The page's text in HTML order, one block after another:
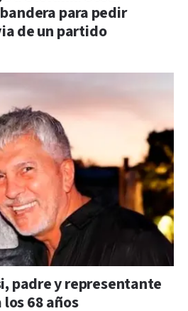
para pedir
de un partido
padre y representante
68 años